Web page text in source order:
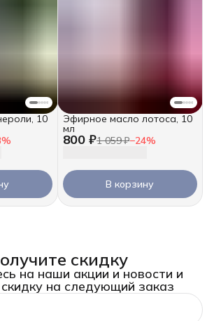
%
10
800 ₽1 059 ₽−24%
Эфирное масло лотоса, 10
мл
В корзину
скидку
на наши акции и новости и
на следующий заказ